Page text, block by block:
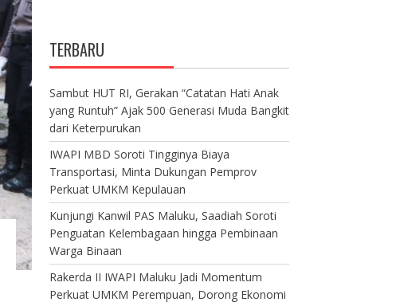
TERBARU
Sambut HUT RI, Gerakan “Catatan Hati Anak
yang Runtuh” Ajak 500 Generasi Muda Bangkit
dari Keterpurukan
IWAPI MBD Soroti Tingginya Biaya
Transportasi, Minta Dukungan Pemprov
Perkuat UMKM Kepulauan
Kunjungi Kanwil PAS Maluku, Saadiah Soroti
Penguatan Kelembagaan hingga Pembinaan
Warga Binaan
Rakerda II IWAPI Maluku Jadi Momentum
Perkuat UMKM Perempuan, Dorong Ekonomi